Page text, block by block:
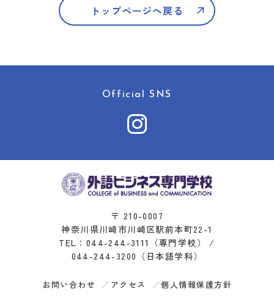
トップページへ戻る
Official SNS
〒 210-0007
神奈川県川崎市川崎区駅前本町22-1
TEL： 044-244-3111
（専門学校） /
044-244-3200 （日本語学科）
お問い合わせ アクセス 個人情報保護方針